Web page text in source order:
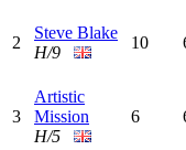
2
Steve Blake
H/9
10
3
Artistic
Mission
H/5
6